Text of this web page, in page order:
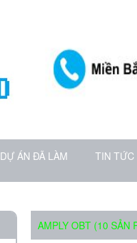
DỰ ÁN ĐÃ LÀM TIN TỨC
AMPLY OBT (10 SẢN